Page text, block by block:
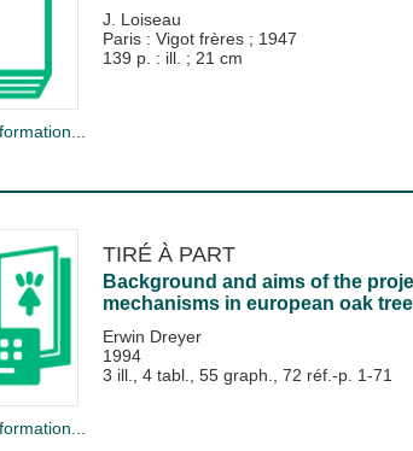
J. Loiseau
Paris : Vigot frères ; 1947
139 p. : ill. ; 21 cm
TIRÉ À PART
Background and aims of the
mechanisms in european oak
Erwin Dreyer
1994
3 ill., 4 tabl., 55 graph., 72 réf.-p. 1-71